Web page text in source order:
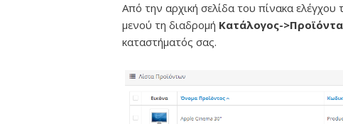
Από την αρχική σελίδα του πίνακα
μενού τη διαδρομή Κατάλογος->Προϊόντα
καταστήματός σας.